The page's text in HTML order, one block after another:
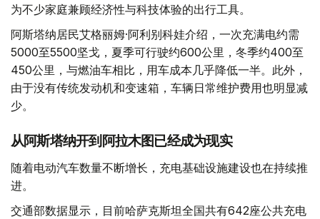
为不少家庭兼顾经济性与科技体验的出行工具。
阿斯塔纳居民艾格丽姆·阿利别科娃介绍，一次充满电约需
5000至5500坚戈，夏季可行驶约600公里，冬季约400至
450公里，与燃油车相比，用车成本几乎降低一半。此外，
由于没有传统发动机和变速箱，车辆日常维护费用也明显减
少。
从阿斯塔纳开到阿拉木图已经成为现实
随着电动汽车数量不断增长，充电基础设施建设也在持续推
进。
交通部数据显示，目前哈萨克斯坦全国共有642座公共充电